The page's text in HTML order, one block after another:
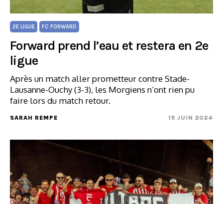
2E LIGUE FC FORWARD
Forward prend l’eau et restera en 2e
ligue
Après un match aller prometteur contre Stade-
Lausanne-Ouchy (3-3), les Morgiens n’ont rien pu
faire lors du match retour.
SARAH REMPE 15 JUIN 2024